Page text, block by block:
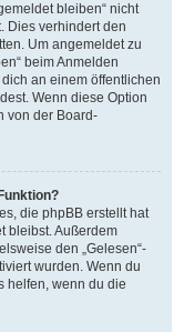
bleiben“ nicht
Dies verhindert den
Um angemeldet zu
beim Anmelden
an einem öffentlichen
Wenn diese Option
von der Board-
die phpBB erstellt hat
bleibst. Außerdem
den „Gelesen“-
wurden. Wenn du
helfen, wenn du die